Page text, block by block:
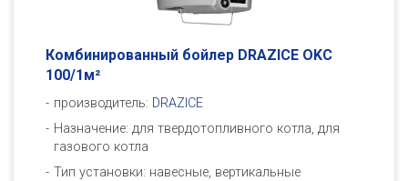
Комбинированный бойлер DRAZICE OKC
100/1м²
производитель: DRAZICE
Назначение: для твердотопливного котла, для
газового котла
Тип установки: навесные, вертикальные